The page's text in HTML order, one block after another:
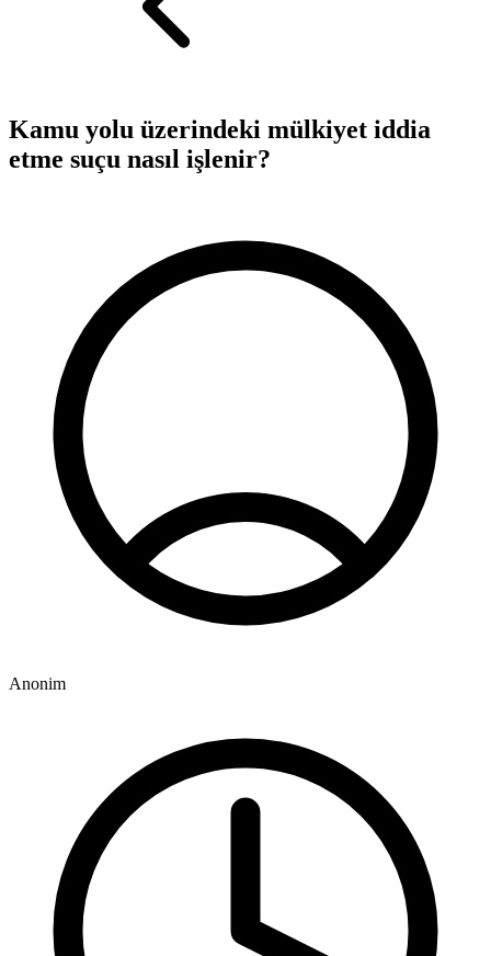
Kamu yolu üzerindeki mülkiyet iddia
etme suçu nasıl işlenir?
Anonim